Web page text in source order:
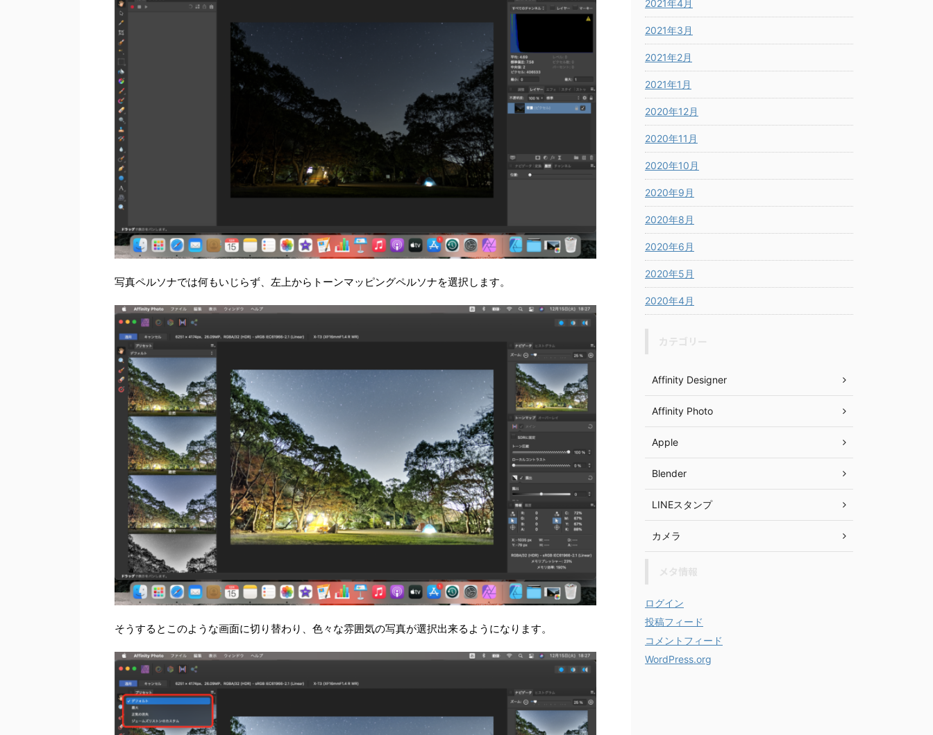
写真ペルソナでは何もいじらず、左上からトーンマッピングペルソナを選択します。
そうするとこのような画面に切り替わり、色々な雰囲気の写真が選択出来るようになります。
2021年4月
2021年3月
2021年2月
2021年1月
2020年12月
2020年11月
2020年10月
2020年9月
2020年8月
2020年6月
2020年5月
2020年4月
Affinity Designer
Affinity Photo
Apple
Blender
LINEスタンプ
カメラ
ログイン
投稿フィード
コメントフィード
WordPress.org